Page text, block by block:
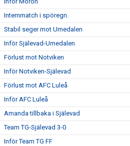
Internmatch i spöregn.
Stabil seger mot Umedalen
Inför Själevad-Umedalen
Förlust mot Notviken
Inför Notviken-Själevad
Förlust mot AFC Luleå
Inför AFC Luleå
Amanda tillbaka i Själevad
Team TG-Själevad 3-0
Inför Team TG FF